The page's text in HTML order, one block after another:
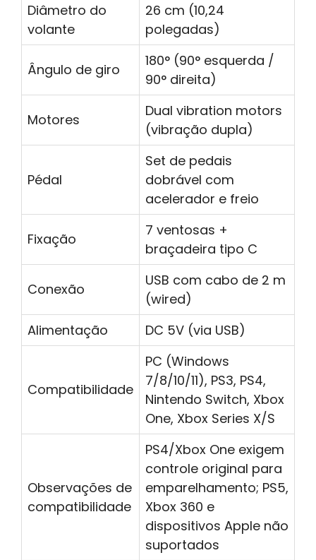
Diâmetro do
volante
26 cm (10,24
polegadas)
Ângulo de giro
180° (90° esquerda /
90° direita)
Motores
Dual vibration motors
(vibração dupla)
Pédal
Set de pedais
dobrável com
acelerador e freio
Fixação
7 ventosas +
braçadeira tipo C
Conexão
USB com cabo de 2 m
(wired)
Alimentação
DC 5V (via USB)
Compatibilidade
PC (Windows
7/8/10/11), PS3, PS4,
Nintendo Switch, Xbox
One, Xbox Series X/S
Observações de
compatibilidade
PS4/Xbox One exigem
controle original para
emparelhamento; PS5,
Xbox 360 e
dispositivos Apple não
suportados